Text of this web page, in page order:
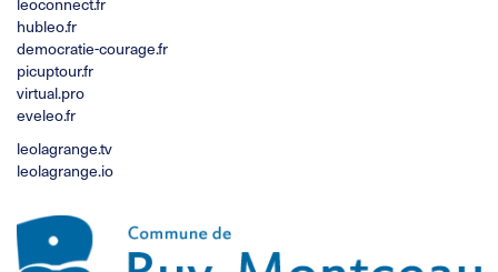
hubleo.fr
democratie-courage.fr
picuptour.fr
virtual.pro
eveleo.fr
leolagrange.tv
leolagrange.io